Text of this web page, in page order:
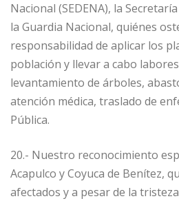
Nacional (SEDENA), la
la Guardia Nacional, quiénes
responsabilidad de aplicar los
población y llevar a cabo
levantamiento de árboles,
atención médica, traslado de
Pública.
20.- Nuestro reconocimiento
Acapulco y Coyuca de Benítez,
afectados y a pesar de la